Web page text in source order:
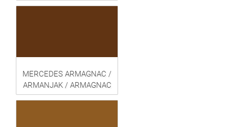
MERCEDES ARMAGNAC /
ARMANJAK / ARMAGNAC